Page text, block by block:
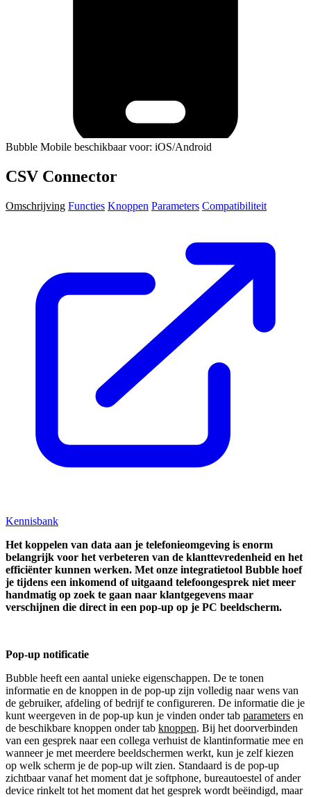
Bubble Mobile beschikbaar voor: iOS/Android
CSV Connector
Omschrijving Functies Knoppen Parameters Compatibiliteit
Kennisbank
Het koppelen van data aan je telefonieomgeving is enorm
belangrijk voor het verbeteren van de klanttevredenheid en het
efficiënter kunnen werken. Met onze integratietool Bubble hoef
je tijdens een inkomend of uitgaand telefoongesprek niet meer
handmatig op zoek te gaan naar klantgegevens maar
verschijnen die direct in een pop-up op je PC beeldscherm.
Pop-up notificatie
Bubble heeft een aantal unieke eigenschappen. De te tonen
informatie en de knoppen in de pop-up zijn volledig naar wens van
de gebruiker, afdeling of bedrijf te configureren. De informatie die je
kunt weergeven in de pop-up kun je vinden onder tab parameters en
de beschikbare knoppen onder tab knoppen. Bij het doorverbinden
van een gesprek naar een collega verhuist de klantinformatie mee en
wanneer je met meerdere beeldschermen werkt, kun je zelf kiezen
op welk scherm je de pop-up wilt zien. Standaard is de pop-up
zichtbaar vanaf het moment dat je softphone, bureautoestel of ander
device rinkelt tot het moment dat het gesprek wordt beëindigd, maar